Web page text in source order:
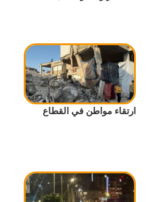
ارتقاء مواطن في القطاع